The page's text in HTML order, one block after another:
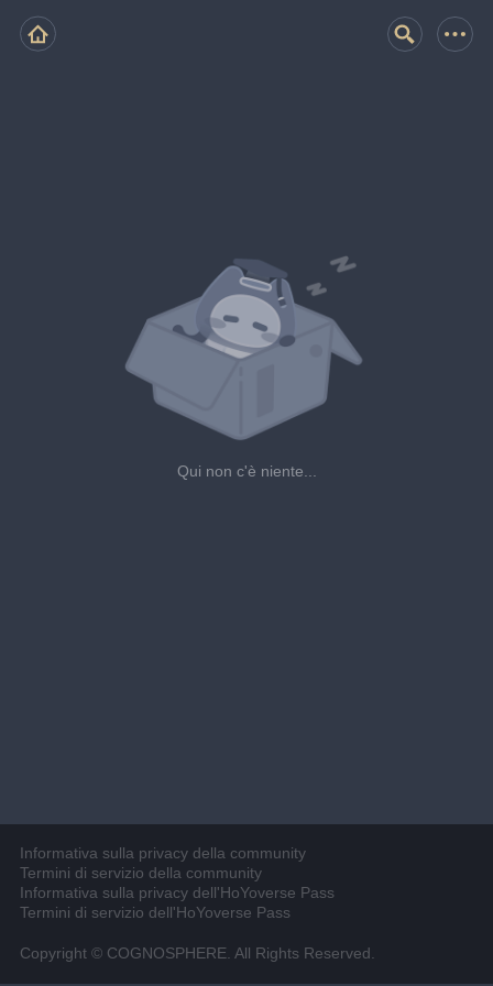
Qui non c'è niente...
Informativa sulla privacy della community
Termini di servizio della community
Informativa sulla privacy dell'HoYoverse Pass
Termini di servizio dell'HoYoverse Pass
Copyright © COGNOSPHERE. All Rights Reserved.